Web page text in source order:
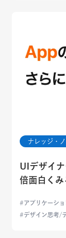
ナレッジ・
UIデザイ
倍面白くみ
アプリケーシ
デザイン思考/